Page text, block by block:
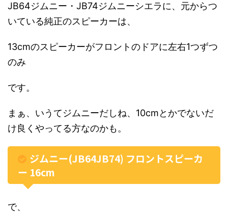
JB64ジムニー・JB74ジムニーシエラに、元からつ
いている純正のスピーカーは、
13cmのスピーカーがフロントのドアに左右1つずつ
のみ
です。
まぁ、いうてジムニーだしね、10cmとかでないだ
け良くやってる方なのかも。
ジムニー(JB64JB74) フロントスピーカ
ー 16cm
で、